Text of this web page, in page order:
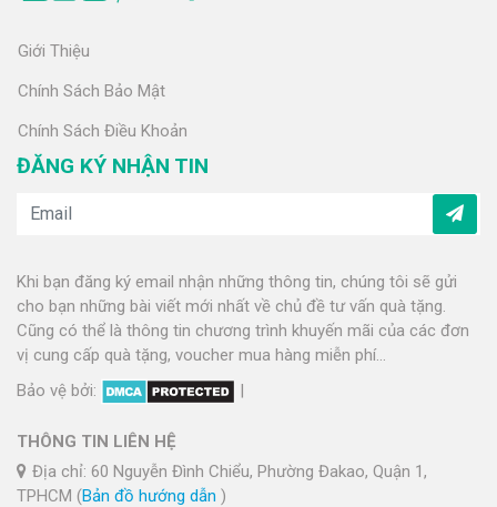
Giới Thiệu
Chính Sách Bảo Mật
Chính Sách Điều Khoản
ĐĂNG KÝ NHẬN TIN
Khi bạn đăng ký email nhận những thông tin, chúng tôi sẽ gửi
cho bạn những bài viết mới nhất về chủ đề tư vấn quà tặng.
Cũng có thể là thông tin chương trình khuyến mãi của các đơn
vị cung cấp quà tặng, voucher mua hàng miễn phí...
Bảo vệ bởi:
|
THÔNG TIN LIÊN HỆ
Địa chỉ: 60 Nguyễn Đình Chiểu, Phường Đakao, Quận 1,
TPHCM (Bản đồ hướng dẫn )